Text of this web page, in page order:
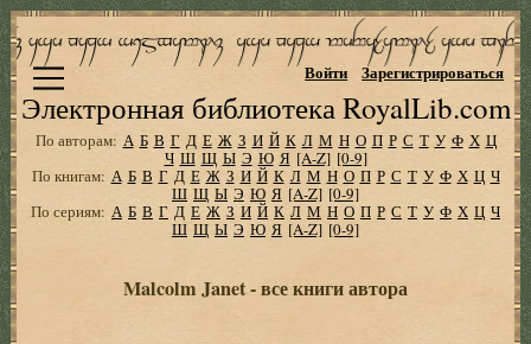
Электронная библиотека RoyalLib.com
Войти Зарегистрироваться
По авторам: А Б В Г Д Е Ж З И Й К Л М Н О П Р С Т У Ф Х Ц
Ч Ш Щ Ы Э Ю Я [A-Z] [0-9]
По книгам: А Б В Г Д Е Ж З И Й К Л М Н О П Р С Т У Ф Х Ц Ч
Ш Щ Ы Э Ю Я [A-Z] [0-9]
По сериям: А Б В Г Д Е Ж З И Й К Л М Н О П Р С Т У Ф Х Ц Ч
Ш Щ Ы Э Ю Я [A-Z] [0-9]
Malcolm Janet - все книги автора